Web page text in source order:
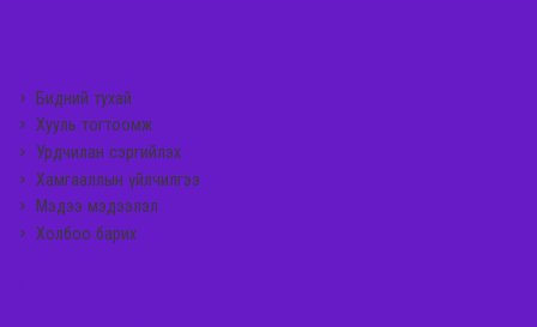
Бидний тухай
Хууль тогтоомж
Урдчилан сэргийлэх
Хамгааллын үйлчилгээ
Мэдээ мэдээлэл
Холбоо барих